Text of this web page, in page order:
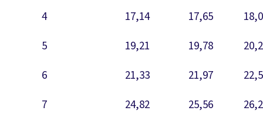
4
17,14 17,65
5
19,21 19,78
6
21,33 21,97
7
24,82 25,56